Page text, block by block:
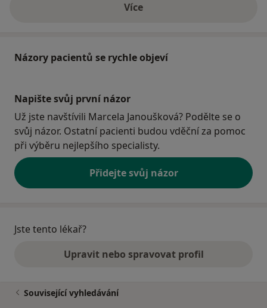
Víceo adrese
Názory pacientů se rychle objeví
Napište svůj první názor
Už jste navštívili Marcela Janoušková? Podělte se o
svůj názor. Ostatní pacienti budou vděční za pomoc
při výběru nejlepšího specialisty.
Přidejte svůj názor
Jste tento lékař?
Upravit nebo spravovat profil
Související vyhledávání